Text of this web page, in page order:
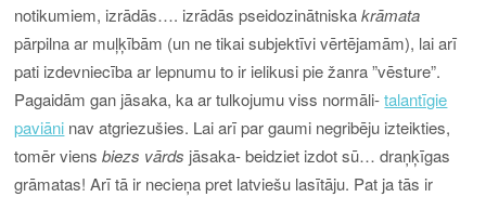
notikumiem, izrādās…. izrādās pseidozinātniskakrāmata
pārpilna ar muļķībām (un ne tikai subjektīvi vērtējamām), lai arī
pati izdevniecība ar lepnumu to ir ielikusi pie žanra ”vēsture”.
Pagaidām gan jāsaka, ka ar tulkojumu viss normāli-talantīgie
paviāni nav atgriezušies. Lai arī par gaumi negribēju izteikties,
tomēr viensbiezs vārds jāsaka- beidziet izdot sū… draņķīgas
grāmatas! Arī tā ir necieņa pret latviešu lasītāju. Pat ja tās ir